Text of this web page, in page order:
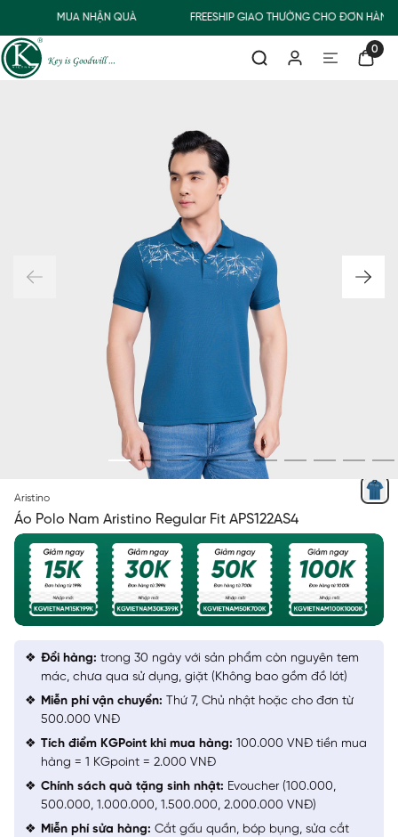
MUA NHẬN QUÀ FREESHIP GIAO THƯỜNG CHO ĐƠN
0
Aristino
Áo Polo Nam Aristino Regular Fit APS122AS4
Đổi hàng: trong 30 ngày với sản phẩm còn nguyên tem
mác, chưa qua sử dụng, giặt (Không bao gồm đồ lót)
Miễn phí vận chuyển: Thứ 7, Chủ nhật hoặc cho đơn từ
500.000 VNĐ
Tích điểm KGPoint khi mua hàng: 100.000 VNĐ tiền mua
hàng = 1 KGpoint = 2.000 VNĐ
Chính sách quà tặng sinh nhật: Evoucher (100.000,
500.000, 1.000.000, 1.500.000, 2.000.000 VNĐ)
Miễn phí sửa hàng: Cắt gấu quần, bóp bụng, sửa cắt